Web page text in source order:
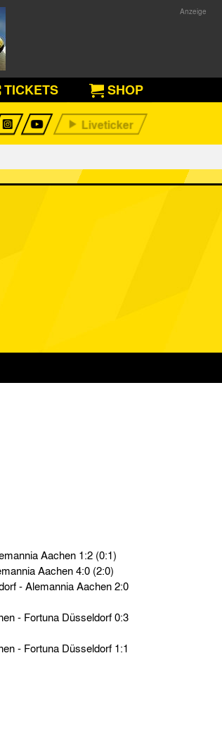
TICKETS
SHOP
Testspiele › So. 03.08.69 › Fortuna Düsseldorf - Alemannia Aachen 1:2 (0:1)
Testspiele › Di. 02.04.68 › Fortuna Düsseldorf - Alemannia Aachen 4:0 (2:0)